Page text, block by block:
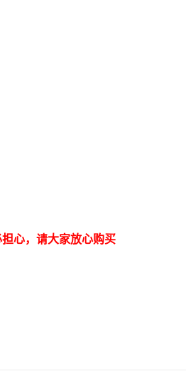
心，请大家放心购买